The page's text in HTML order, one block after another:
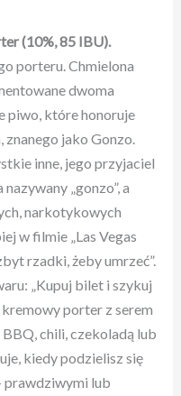
(10%, 85 IBU).
porteru. Chmielona
dwoma
piwo, które honoruje
znanego jako Gonzo.
inne, jego przyjaciel
„gonzo”, a
narkotykowych
w filmie „Las Vegas
rzadki, żeby umrzeć”.
„Kupuj bilet i szykuj
porter z serem
chili, czekoladą lub
kiedy podzielisz się
prawdziwymi lub